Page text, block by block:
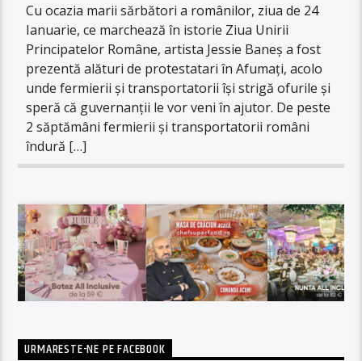
Cu ocazia marii sărbători a românilor, ziua de 24
Ianuarie, ce marchează în istorie Ziua Unirii
Principatelor Române, artista Jessie Baneș a fost
prezentă alături de protestatari în Afumați, acolo
unde fermierii și transportatorii își strigă ofurile și
speră că guvernanții le vor veni în ajutor. De peste
2 săptămâni fermierii și transportatorii români
îndură […]
URMARESTE-NE PE FACEBOOK